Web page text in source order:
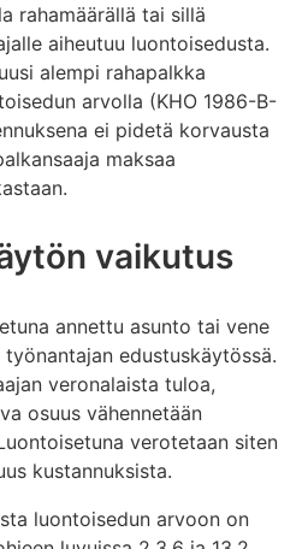
rahamäärällä tai sillä
aiheutuu luontoisedusta.
alempi rahapalkka
arvolla (KHO 1986-B-
ei pidetä korvausta
maksaa
vaikutus
annettu asunto tai vene
edustuskäytössä.
veronalaista tuloa,
osuus vähennetään
verotetaan siten
kustannuksista.
luontoisedun arvoon on